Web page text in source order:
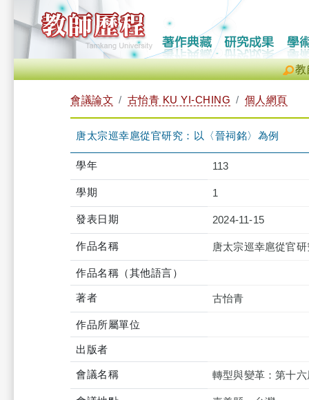
教
會議論文 古怡青 KU YI-CHING 個人網頁
唐太宗巡幸扈從官研究：以〈晉祠銘〉為例
學年 113
學期 1
發表日期 2024-11-15
作品名稱 唐太宗巡幸扈從官
作品名稱（其他語言）
著者 古怡青
作品所屬單位
出版者
會議名稱 轉型與變革：第十